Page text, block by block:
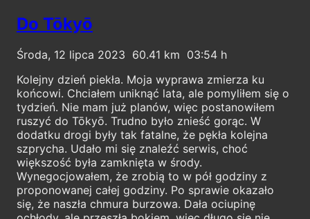
Do Tōkyō
Środa, 12 lipca 2023 60.41
03:54
Kolejny dzień piekła. Moja wyprawa zmierza ku
końcowi. Chciałem uniknąć lata, ale pomyliłem się o
tydzień. Nie mam już planów, więc postanowiłem
ruszyć do Tōkyō. Trudno było znieść gorąc. W
dodatku drogi były tak fatalne, że pękła kolejna
szprycha. Udało mi się znaleźć serwis, choć
większość była zamknięta w środy.
Wynegocjowałem, że zrobią to w pół godziny z
proponowanej całej godziny. Po sprawie okazało
się, że naszła chmura burzowa. Dała ociupinę